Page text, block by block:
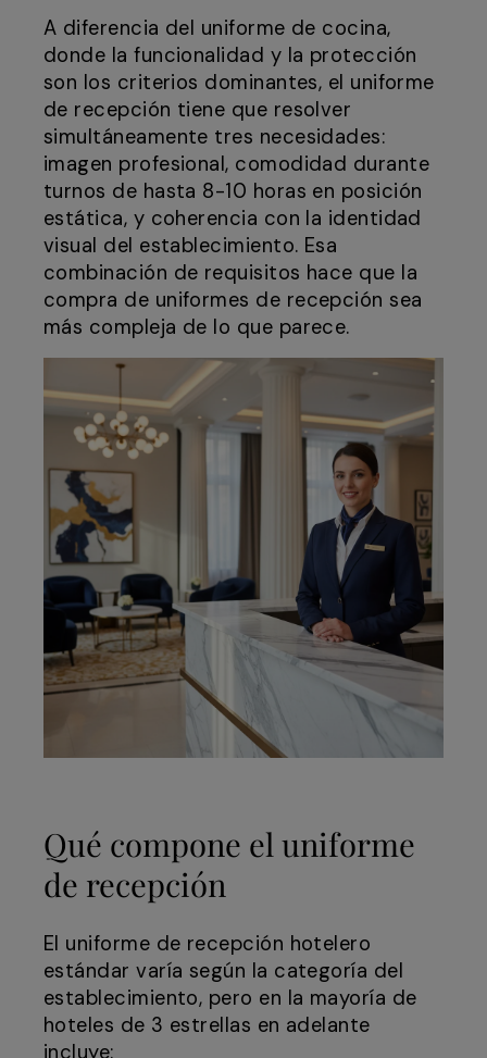
A diferencia del uniforme de cocina,
donde la funcionalidad y la protección
son los criterios dominantes, el uniforme
de recepción tiene que resolver
simultáneamente tres necesidades:
imagen profesional, comodidad durante
turnos de hasta 8-10 horas en posición
estática, y coherencia con la identidad
visual del establecimiento. Esa
combinación de requisitos hace que la
compra de uniformes de recepción sea
más compleja de lo que parece.
Qué compone el uniforme
de recepción
El uniforme de recepción hotelero
estándar varía según la categoría del
establecimiento, pero en la mayoría de
hoteles de 3 estrellas en adelante
incluye: